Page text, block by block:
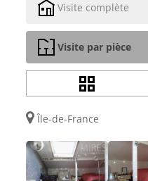
Visite complète
Visite par pièce
Île-de-France